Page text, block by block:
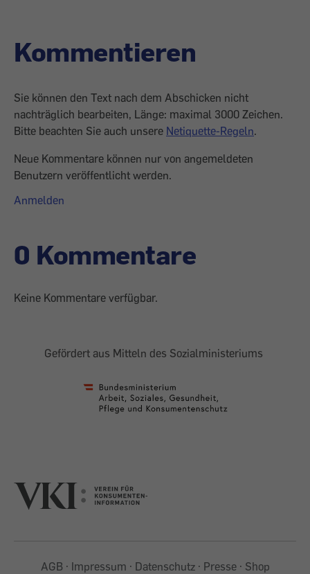
Kommentieren
Sie können den Text nach dem Abschicken nicht
nachträglich bearbeiten, Länge: maximal 3000 Zeichen.
Bitte beachten Sie auch unsere Netiquette-Regeln.
Neue Kommentare können nur von angemeldeten
Benutzern veröffentlicht werden.
Anmelden
0 Kommentare
Keine Kommentare verfügbar.
Gefördert aus Mitteln des Sozialministeriums
AGB Impressum Datenschutz Presse Shop